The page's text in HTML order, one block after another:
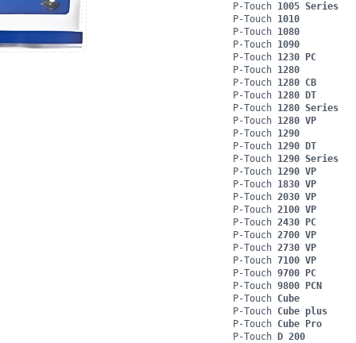
P-Touch 1005 Series
P-Touch 1010
P-Touch 1080
P-Touch 1090
P-Touch 1230 PC
P-Touch 1280
P-Touch 1280 CB
P-Touch 1280 DT
P-Touch 1280 Series
P-Touch 1280 VP
P-Touch 1290
P-Touch 1290 DT
P-Touch 1290 Series
P-Touch 1290 VP
P-Touch 1830 VP
P-Touch 2030 VP
P-Touch 2100 VP
P-Touch 2430 PC
P-Touch 2700 VP
P-Touch 2730 VP
P-Touch 7100 VP
P-Touch 9700 PC
P-Touch 9800 PCN
P-Touch Cube
P-Touch Cube plus
P-Touch Cube Pro
P-Touch D 200